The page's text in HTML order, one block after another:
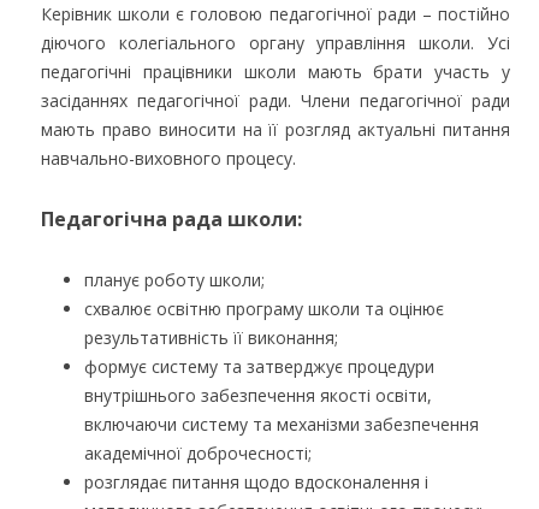
Керівник школи є головою педагогічної ради – постійно
діючого колегіального органу управління школи. Усі
педагогічні працівники школи мають брати участь у
засіданнях педагогічної ради. Члени педагогічної ради
мають право виносити на її розгляд актуальні питання
навчально-виховного процесу.
Педагогічна рада школи:
планує роботу школи;
схвалює освітню програму школи та оцінює
результативність її виконання;
формує систему та затверджує процедури
внутрішнього забезпечення якості освіти,
включаючи систему та механізми забезпечення
академічної доброчесності;
розглядає питання щодо вдосконалення і